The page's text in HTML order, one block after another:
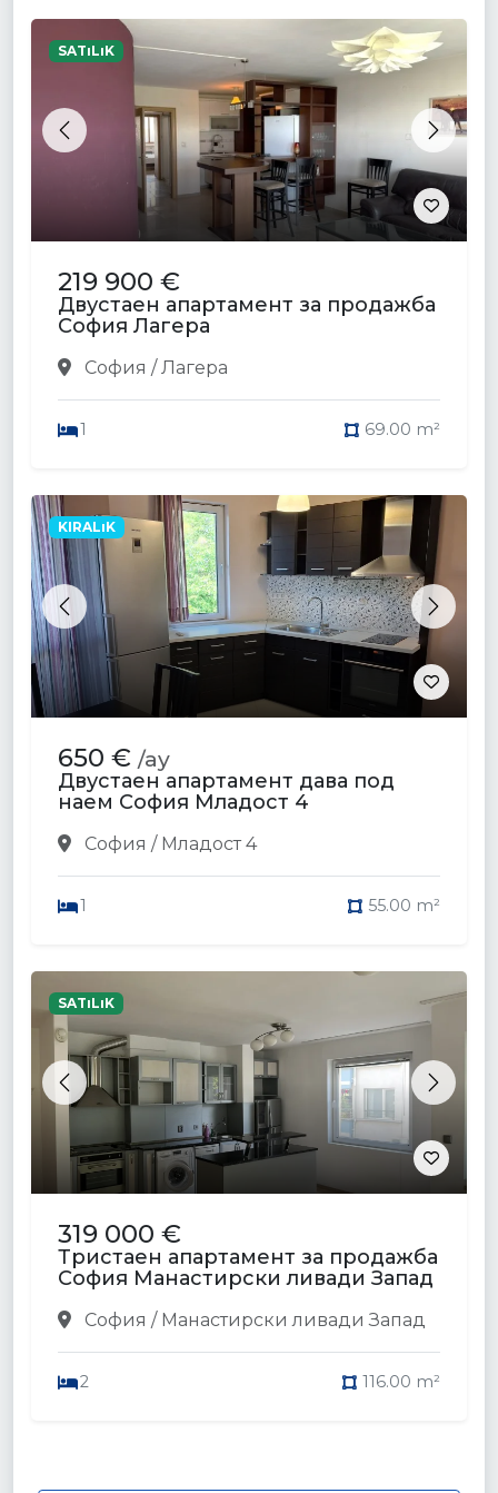
Previous Next
SATıLıK
219 900 €
Двустаен апартамент за продажба
София Лагера
София / Лагера
1 69.00 m²
Previous Next
KIRALıK
650 € /ay
Двустаен апартамент дава под
наем София Младост 4
София / Младост 4
1 55.00 m²
Previous Next
SATıLıK
319 000 €
Тристаен апартамент за продажба
София Манастирски ливади Запад
София / Манастирски ливади Запад
2 116.00 m²